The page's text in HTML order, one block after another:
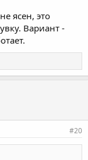
ясен, это
Вариант -
#20